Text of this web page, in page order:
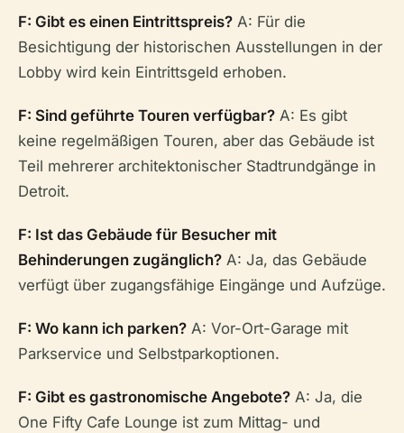
F: Gibt es einen Eintrittspreis? A: Für die
Besichtigung der historischen Ausstellungen in der
Lobby wird kein Eintrittsgeld erhoben.
F: Sind geführte Touren verfügbar? A: Es gibt
keine regelmäßigen Touren, aber das Gebäude ist
Teil mehrerer architektonischer Stadtrundgänge in
Detroit.
F: Ist das Gebäude für Besucher mit
Behinderungen zugänglich? A: Ja, das Gebäude
verfügt über zugangsfähige Eingänge und Aufzüge.
F: Wo kann ich parken? A: Vor-Ort-Garage mit
Parkservice und Selbstparkoptionen.
F: Gibt es gastronomische Angebote? A: Ja, die
One Fifty Cafe Lounge ist zum Mittag- und